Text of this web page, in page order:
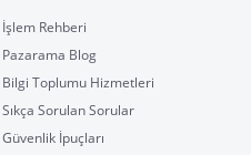
İşlem Rehberi
Pazarama Blog
Bilgi Toplumu Hizmetleri
Sıkça Sorulan Sorular
Güvenlik İpuçları